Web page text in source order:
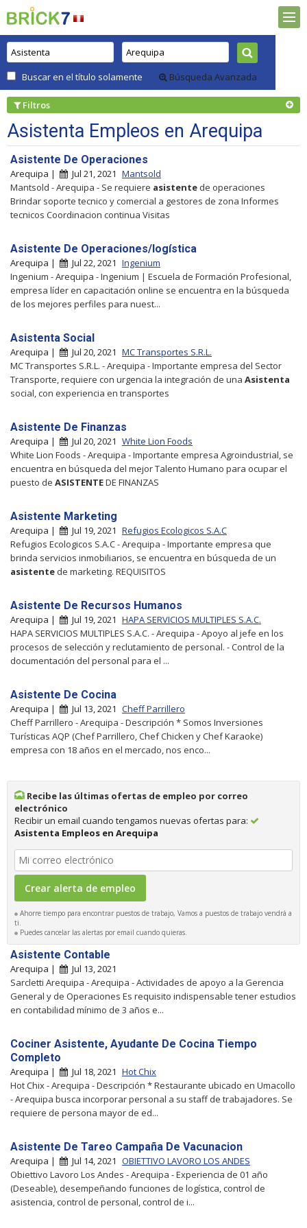
Buscar en el título solamente Búsqueda Avanzada
Filtros
Asistenta Empleos en Arequipa
Asistente De Operaciones
Arequipa | Jul 21, 2021 Mantsold
Mantsold - Arequipa - Se requiere asistente de operaciones
Brindar soporte tecnico y comercial a gestores de zona Informes
tecnicos Coordinacion continua Visitas
Asistente De Operaciones/logística
Arequipa | Jul 22, 2021 Ingenium
Ingenium - Arequipa - Ingenium | Escuela de Formación Profesional,
empresa líder en capacitación online se encuentra en la búsqueda
de los mejores perfiles para nuest...
Asistenta Social
Arequipa | Jul 20, 2021 MC Transportes S.R.L.
MC Transportes S.R.L. - Arequipa - Importante empresa del Sector
Transporte, requiere con urgencia la integración de una Asistenta
social, con experiencia en transportes
Asistente De Finanzas
Arequipa | Jul 20, 2021 White Lion Foods
White Lion Foods - Arequipa - Importante empresa Agroindustrial, se
encuentra en búsqueda del mejor Talento Humano para ocupar el
puesto de ASISTENTEDE FINANZAS
Asistente Marketing
Arequipa | Jul 19, 2021 Refugios Ecologicos S.A.C
Refugios Ecologicos S.A.C - Arequipa - Importante empresa que
brinda servicios inmobiliarios, se encuentra en búsqueda de un
asistente de marketing. REQUISITOS
Asistente De Recursos Humanos
Arequipa | Jul 19, 2021 HAPA SERVICIOS MULTIPLES S.A.C.
HAPA SERVICIOS MULTIPLES S.A.C. - Arequipa - Apoyo al jefe en los
procesos de selección y reclutamiento de personal. - Control de la
documentación del personal para el ...
Asistente De Cocina
Arequipa | Jul 13, 2021 Cheff Parrillero
Cheff Parrillero - Arequipa - Descripción * Somos Inversiones
Turísticas AQP (Chef Parrillero, Chef Chicken y Chef Karaoke)
empresa con 18 años en el mercado, nos enco...
Recibe las últimas ofertas de empleo por correo
electrónico
Recibir un email cuando tengamos nuevas ofertas para:
Asistenta Empleos en Arequipa
Ahorre tiempo para encontrar puestos de trabajo, Vamos a puestos de trabajo vendrá a
ti.
Puedes cancelar las alertas por email cuando quieras.
Asistente Contable
Arequipa |
Jul 13, 2021
Sarcletti Arequipa - Arequipa - Actividades de apoyo a la Gerencia
General y de Operaciones Es requisito indispensable tener estudios
en contabilidad mínimo de 3 años e...
Cociner Asistente, Ayudante De Cocina Tiempo
Completo
Arequipa | Jul 18, 2021 Hot Chix
Hot Chix - Arequipa - Descripción * Restaurante ubicado en Umacollo
- Arequipa busca incorporar personal a su staff de trabajadores. Se
requiere de persona mayor de ed...
Asistente De Tareo Campaña De Vacunacion
Arequipa | Jul 14, 2021 OBIETTIVO LAVORO LOS ANDES
Obiettivo Lavoro Los Andes - Arequipa - Experiencia de 01 año
(Deseable), desempeñando funciones de logística, control de
asistencia, control de personal, control de i...